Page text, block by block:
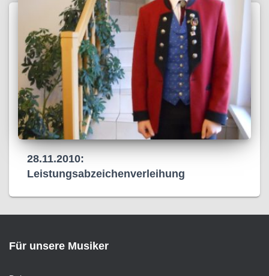
28.11.2010:
Leistungsabzeichenverleihung
Für unsere Musiker